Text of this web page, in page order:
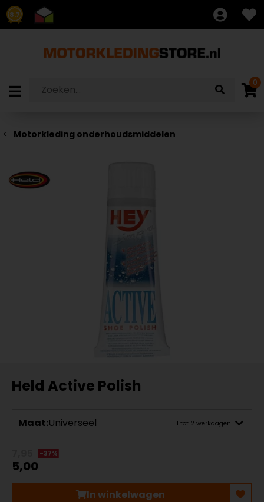
8.7
0
Motorkleding onderhoudsmiddelen
Held Active Polish
Maat:Universeel 1 tot 2 werkdagen
-37%
5,00
In winkelwagen